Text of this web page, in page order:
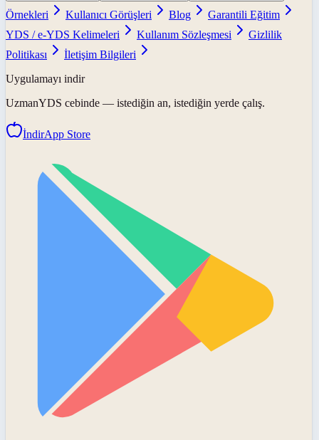
Örnekleri
Kullanıcı Görüşleri Blog
Garantili Eğitim
YDS / e-YDS Kelimeleri
Kullanım Sözleşmesi
Gizlilik
Politikası
İletişim Bilgileri
Uygulamayı indir
UzmanYDS cebinde — istediğin an, istediğin yerde çalış.
İndirApp Store